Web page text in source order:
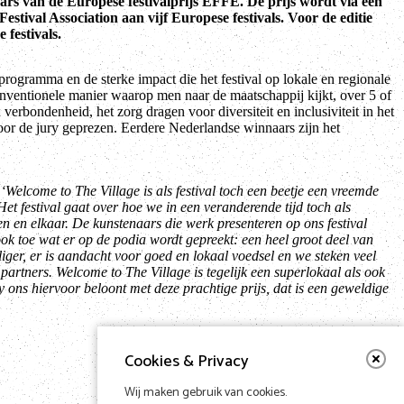
Cookies & Privacy
Wij maken gebruik van cookies.
Association aan vijf Europese festivals. Voor de editie
festivals.
en de sterke impact die het festival op lokale en regionale
manier waarop men naar de maatschappij kijkt, over 5 of
het zorg dragen voor diversiteit en inclusiviteit in het
de jury geprezen. Eerdere Nederlandse winnaars zijn het
‘Welcome to The Village is als festival toch een beetje een vreemde
festival gaat over hoe we in een veranderende tijd toch als
elkaar. De kunstenaars die werk presenteren op ons festival
toe wat er op de podia wordt gepreekt: een heel groot deel van
er is aandacht voor goed en lokaal voedsel en we steken veel
Welcome to The Village is tegelijk een superlokaal als ook
hiervoor beloont met deze prachtige prijs, dat is een geweldige